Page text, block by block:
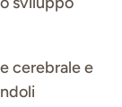
cerebrale e